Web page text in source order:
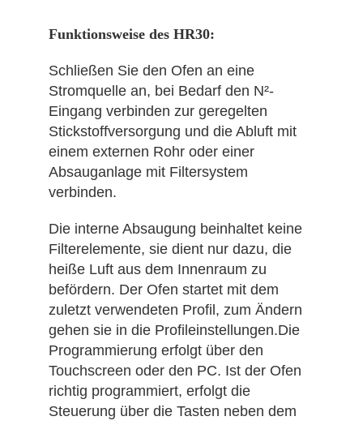
Funktionsweise des HR30:
Schließen Sie den Ofen an eine
Stromquelle an, bei Bedarf den N²-
Eingang verbinden zur geregelten
Stickstoffversorgung und die Abluft mit
einem externen Rohr oder einer
Absauganlage mit Filtersystem
verbinden.
Die interne Absaugung beinhaltet keine
Filterelemente, sie dient nur dazu, die
heiße Luft aus dem Innenraum zu
befördern. Der Ofen startet mit dem
zuletzt verwendeten Profil, zum Ändern
gehen sie in die Profileinstellungen.Die
Programmierung erfolgt über den
Touchscreen oder den PC. Ist der Ofen
richtig programmiert, erfolgt die
Steuerung über die Tasten neben dem